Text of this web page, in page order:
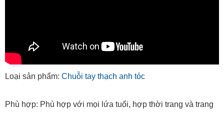
Loại sản phẩm: Chuỗi tay thạch anh tóc
Phù hợp: Phù hợp với mọi lứa tuổi, hợp thời trang và trang